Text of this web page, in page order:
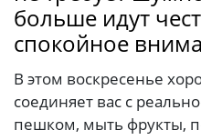
больше идут
спокойное
В этом воскресенье
соединяет вас с
пешком, мыть фрукты,